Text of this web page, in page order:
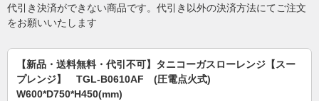
代引き決済ができない商品です。代引き以外の決済方法にてご注文
をお願いいたします
【新品・送料無料・代引不可】タニコーガスローレンジ【スー
プレンジ】 TGL-B0610AF (圧電点火式)
W600*D750*H450(mm)